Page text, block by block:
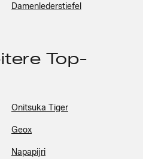
Damenlederstiefel
Top-
Onitsuka Tiger
Geox
Napapijri